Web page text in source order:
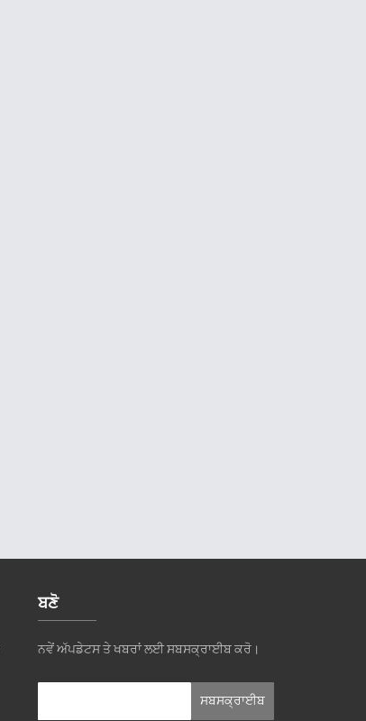
ਬਣੋ
ਨਵੇਂ ਅੱਪਡੇਟਸ ਤੇ ਖਬਰਾਂ ਲਈ ਸਬਸਕ੍ਰਾਈਬ ਕਰੋ।